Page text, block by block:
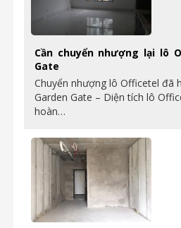
Cần chuyển nhượng lại lô
Gate
Chuyển nhượng lô Officetel đã
Garden Gate – Diện tích lô
hoàn…